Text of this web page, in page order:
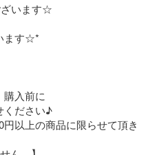
います☆
ます☆*
入前に
ください♪
以上の商品に限らせて頂き